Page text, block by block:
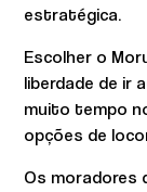
estratégica.
Escolher o
liberdade de ir
muito tempo
opções de
Os moradores